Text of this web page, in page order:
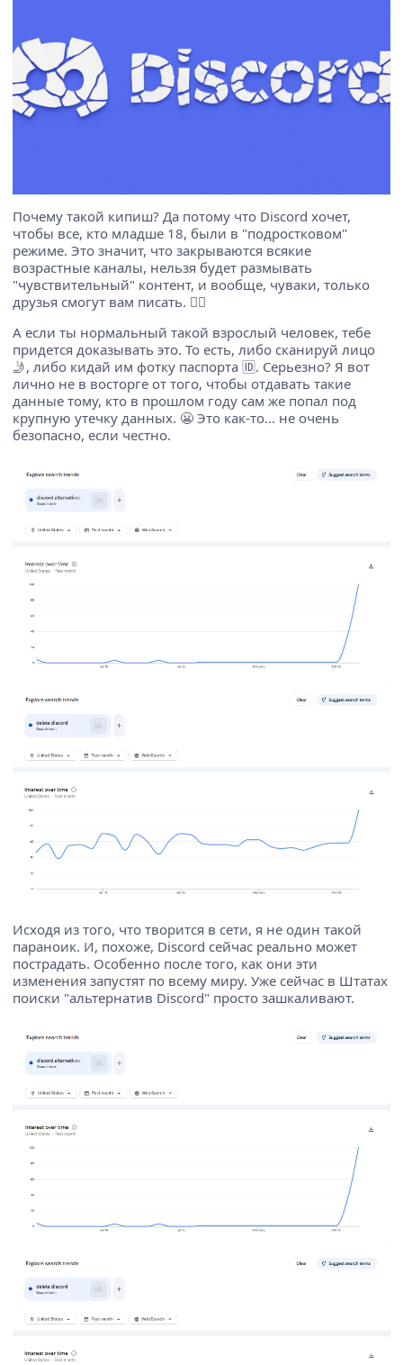
Почему такой кипиш? Да потому что Discord хочет,
чтобы все, кто младше 18, были в "подростковом"
режиме. Это значит, что закрываются всякие
возрастные каналы, нельзя будет размывать
"чувствительный" контент, и вообще, чуваки, только
друзья смогут вам писать. 🙅‍♂️
А если ты нормальный такой взрослый человек, тебе
придется доказывать это. То есть, либо сканируй лицо
🤳, либо кидай им фотку паспорта 🆔. Серьезно? Я вот
лично не в восторге от того, чтобы отдавать такие
данные тому, кто в прошлом году сам же попал под
крупную утечку данных. 😬 Это как-то... не очень
безопасно, если честно.
Исходя из того, что творится в сети, я не один такой
параноик. И, похоже, Discord сейчас реально может
пострадать. Особенно после того, как они эти
изменения запустят по всему миру. Уже сейчас в Штатах
поиски "альтернатив Discord" просто зашкаливают.